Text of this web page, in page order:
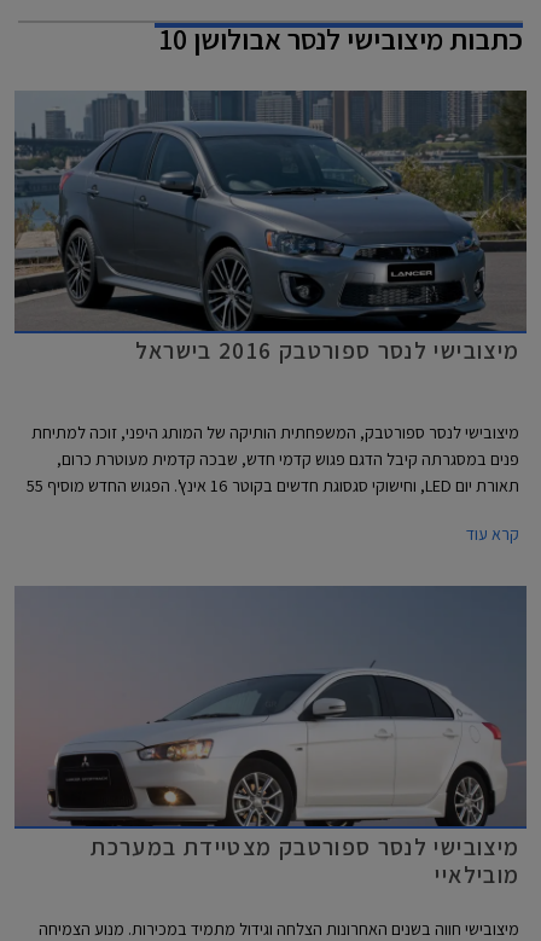
כתבותמיצובישי לנסר אבולושן 10
מיצובישי לנסר ספורטבק 2016 בישראל
מיצובישי לנסר ספורטבק, המשפחתית הותיקה של המותג היפני, זוכה למתיחת
פנים במסגרתה קיבל הדגם פגוש קדמי חדש, שבכה קדמית מעוטרת כרום,
תאורת יום LED, וחישוקי סגסוגת חדשים בקוטר 16 אינץ'. הפגוש החדש מוסיף 55
תא הנוסעים לוטש וזכה לתא אחסון חדש בדשבורד וריפודי בד חדשים. יחידת
המשודך לתיבת הילוכים רציפה בעלת שליטה ידנית מגלגל ההגה.
קרא עוד
מיצובישי לנסר ספורטבק מצטיידת במערכת
מובילאיי
מיצובישי חווה בשנים האחרונות הצלחה וגידול מתמיד במכירות. מנוע הצמיחה